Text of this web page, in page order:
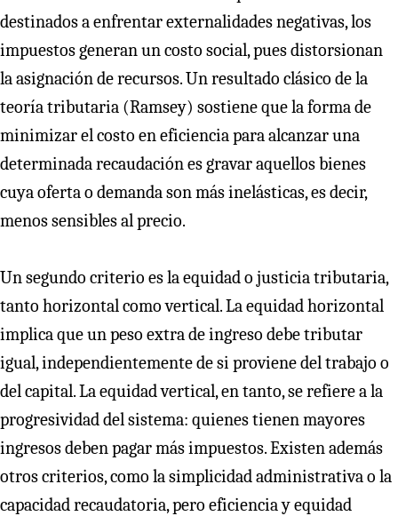
destinados a enfrentar externalidades negativas, los
impuestos generan un costo social, pues distorsionan
la asignación de recursos. Un resultado clásico de la
teoría tributaria (Ramsey) sostiene que la forma de
minimizar el costo en eficiencia para alcanzar una
determinada recaudación es gravar aquellos bienes
cuya oferta o demanda son más inelásticas, es decir,
menos sensibles al precio.
Un segundo criterio es la equidad o justicia tributaria,
tanto horizontal como vertical. La equidad horizontal
implica que un peso extra de ingreso debe tributar
igual, independientemente de si proviene del trabajo o
del capital. La equidad vertical, en tanto, se refiere a la
progresividad del sistema: quienes tienen mayores
ingresos deben pagar más impuestos. Existen además
otros criterios, como la simplicidad administrativa o la
capacidad recaudatoria, pero eficiencia y equidad